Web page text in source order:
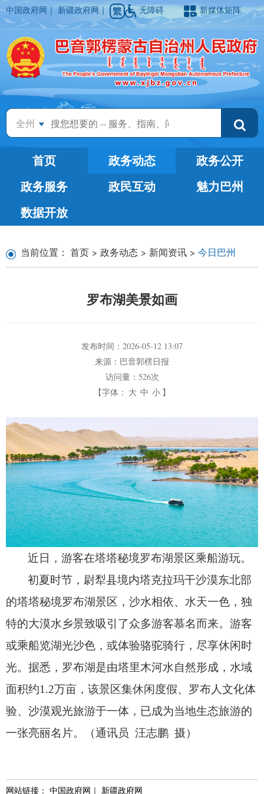
中国政府网 ｜新疆政府网 ｜ 无障碍 新媒体矩阵
全州
首页 政务动态
政务公开
政务服务
政民互动
魅力巴州
数据开放
当前位置： 首页 > 政务动态 > 新闻资讯 > 今日巴州
罗布湖美景如画
发布时间： 2026-05-12 13:07
来源： 巴音郭楞日报
访问量： 526次
【字体： 大 中 小 】
近日，游客在塔塔秘境罗布湖景区乘船游玩。
初夏时节， 尉犁县境内塔克拉玛干沙漠东北部
的塔塔秘境罗布湖景区， 沙水相依、 水天一色， 独
特的大漠水乡景致吸引了众多游客慕名而来。 游客
或乘船览湖光沙色， 或体验骆驼骑行， 尽享休闲时
光。 据悉， 罗布湖是由塔里木河水自然形成， 水域
面积约1.2万亩， 该景区集休闲度假、 罗布人文化体
验、 沙漠观光旅游于一体， 已成为当地生态旅游的
一张亮丽名片。
（通讯员 汪志鹏 摄）
网站链接： 中国政府网 ｜ 新疆政府网